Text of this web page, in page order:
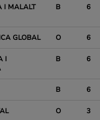
I MALALT
B 6
GLOBAL O 6
I
B 6
B 6
O 3